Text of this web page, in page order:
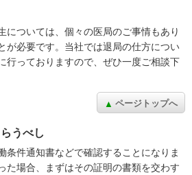
については、個々の医局のご事情もあり
が必要です。当社では退局の仕方につい
行っておりますので、ぜひ一度ご相談下
ページトップへ
うべし
条件通知書などで確認することになりま
た場合、まずはその証明の書類を交わす